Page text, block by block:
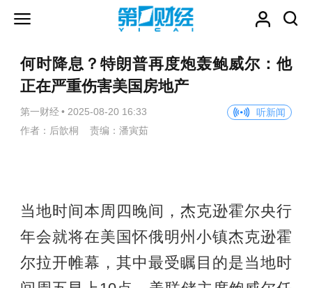
何时降息？特朗普再度炮轰鲍威尔：他
正在严重伤害美国房地产
第一财经 • 2025-08-20 16:33
听新闻
作者：后歆桐 责编：潘寅茹
当地时间本周四晚间，杰克逊霍尔央行
年会就将在美国怀俄明州小镇杰克逊霍
尔拉开帷幕，其中最受瞩目的是当地时